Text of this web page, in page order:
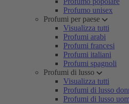
Profumo unisex
Profumi per paese
Visualizza tutti
Profumi arabi
Profumi francesi
Profumi italiani
Profumi spagnoli
Profumi di lusso
Visualizza tutti
Profumi di lusso
Profumi di lusso